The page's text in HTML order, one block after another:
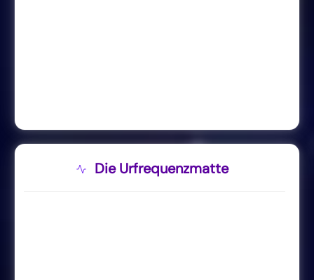
Die Urfrequenzmatte